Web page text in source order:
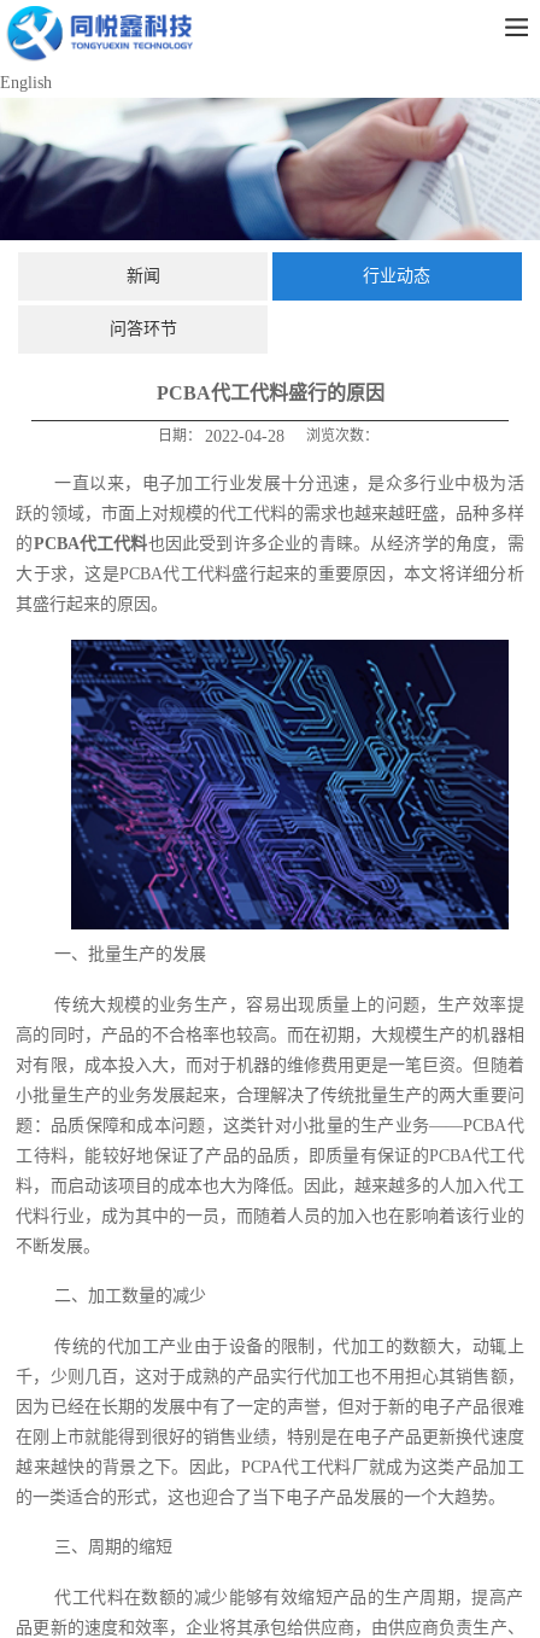
English
新闻 行业动态
问答环节
PCBA代工代料盛行的原因
日期： 2022-04-28 浏览次数：
一直以来，电子加工行业发展十分迅速，是众多行业中极为活
跃的领域，市面上对规模的代工代料的需求也越来越旺盛，品种多样
的PCBA代工代料‍也因此受到许多企业的青睐。从经济学的角度，需
大于求，这是PCBA代工代料盛行起来的重要原因，本文将详细分析
其盛行起来的原因。
一、批量生产的发展
传统大规模的业务生产，容易出现质量上的问题，生产效率提
高的同时，产品的不合格率也较高。而在初期，大规模生产的机器相
对有限，成本投入大，而对于机器的维修费用更是一笔巨资。但随着
小批量生产的业务发展起来，合理解决了传统批量生产的两大重要问
题：品质保障和成本问题，这类针对小批量的生产业务——PCBA代
工待料，能较好地保证了产品的品质，即质量有保证的PCBA代工代
料‍，而启动该项目的成本也大为降低。因此，越来越多的人加入代工
代料行业，成为其中的一员，而随着人员的加入也在影响着该行业的
不断发展。
二、加工数量的减少
传统的代加工产业由于设备的限制，代加工的数额大，动辄上
千，少则几百，这对于成熟的产品实行代加工也不用担心其销售额，
因为已经在长期的发展中有了一定的声誉，但对于新的电子产品很难
在刚上市就能得到很好的销售业绩，特别是在电子产品更新换代速度
越来越快的背景之下。因此，PCPA代工代料厂就成为这类产品加工
的一类适合的形式，这也迎合了当下电子产品发展的一个大趋势。
三、周期的缩短
代工代料‍在数额的减少能够有效缩短产品的生产周期，提高产
品更新的速度和效率，企业将其承包给供应商，由供应商负责生产、